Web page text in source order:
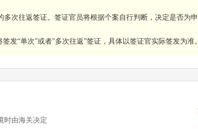
次往返签证。签证官员将根据个案自行判断，决定是否为申
发“单次"或者"多次往返”签证，具体以签证官实际签发为准。
时由海关决定